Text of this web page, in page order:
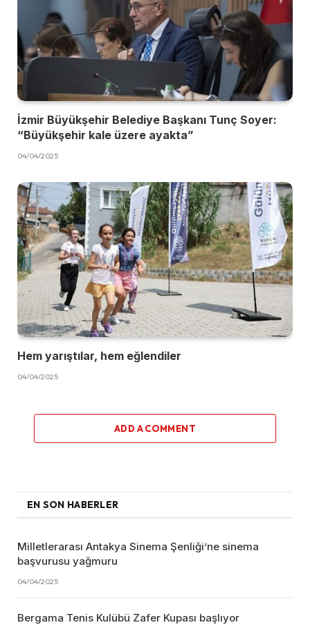
İzmir Büyükşehir Belediye Başkanı Tunç Soyer:
“Büyükşehir kale üzere ayakta”
04/04/2025
Hem yarıştılar, hem eğlendiler
04/04/2025
ADD A COMMENT
EN SON HABERLER
Milletlerarası Antakya Sinema Şenliği’ne sinema
başvurusu yağmuru
04/04/2025
Bergama Tenis Kulübü Zafer Kupası başlıyor